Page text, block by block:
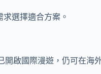
選擇適合方案。
開啟國際漫遊，仍可在